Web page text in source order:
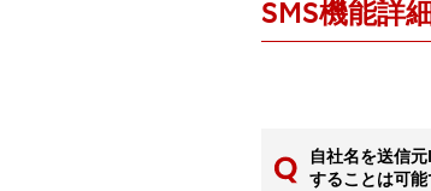
SMS機能詳細
自社名を送信
することは可能